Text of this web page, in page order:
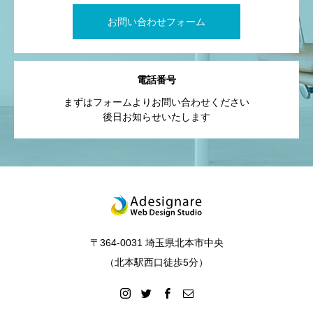
お問い合わせフォーム
電話番号
まずはフォームよりお問い合わせください
後日お知らせいたします
〒364-0031 埼玉県北本市中央
（北本駅西口徒歩5分）